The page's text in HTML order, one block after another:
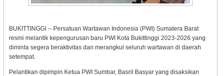
BUKITTINGGI -- Persatuan Wartawan Indonesia (PWI) Sumatera Barat
resmi melantik kepengurusan baru PWI Kota Bukittinggi 2023-2026 yang
diminta segera beraktivitas dan merangkul seluruh wartawan di daerah
setempat.
Pelantikan dipimpin Ketua PWI Sumbar, Basril Basyar yang disaksikan